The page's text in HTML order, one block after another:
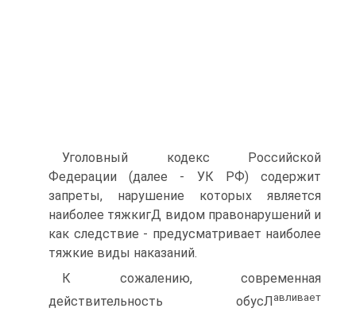
Уголовный кодекс Российской
Федерации (далее - УК РФ) содержит
запреты, нарушение которых является
наиболее тяжкигД видом правонарушений и
как следствие - предусматривает наиболее
тяжкие виды наказаний.
К сожалению, современная
действительность обусЛ авливает